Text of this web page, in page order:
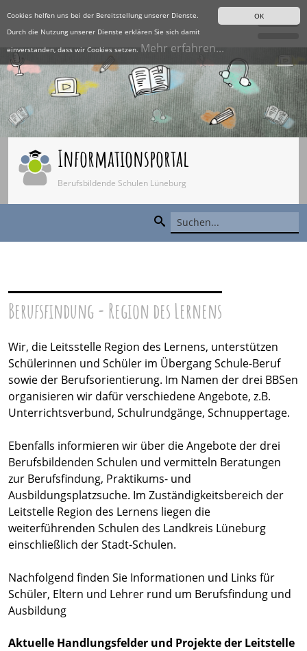
OK
Cookies helfen uns bei der Bereitstellung unserer Dienste.
Durch die Nutzung unserer Dienste erklären Sie sich damit
einverstanden, dass wir Cookies setzen. Mehr erfahren...
Informationsportal
Berufsbildende Schulen Lüneburg
Berufsfindung - Region des Lernens
Wir, die Leitsstelle Region des Lernens, unterstützen
Schülerinnen und Schüler im Übergang Schule-Beruf
sowie der Berufsorientierung. Im Namen der drei BBSen
organisieren wir dafür verschiedene Angebote, z.B.
Unterrichtsverbund, Schulrundgänge, Schnuppertage.
Ebenfalls informieren wir über die Angebote der drei
Berufsbildenden Schulen und vermitteln Beratungen
zur Berufsfindung, Praktikums- und
Ausbildungsplatzsuche. Im Zuständigkeitsbereich der
Leitstelle Region des Lernens liegen die
weiterführenden Schulen des Landkreis Lüneburg
einschließlich der Stadt-Schulen.
Nachfolgend finden Sie Informationen und Links für
Schüler, Eltern und Lehrer rund um Berufsfindung und
Ausbildung
Aktuelle Handlungsfelder und Projekte der Leitstelle